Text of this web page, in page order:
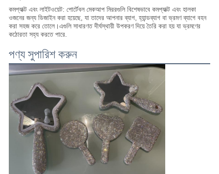
উদ্ধৃতির
জন্য
আবেদন
সাইট
গোপনীয়তা
কমপ্যাক্ট এবং লাইটওয়েট: পোর্টেবল মেকআপ মিররগুলি বিশেষভাবে কমপ্যাক্ট এবং হালকা
ওজনের জন্য ডিজাইন করা হয়েছে, যা তাদের আপনার ব্যাগ, হ্যান্ডব্যাগ বা ভ্রমণ ব্যাগে বহন
করা সহজ করে তোলে।এগুলি সাধারণত দীর্ঘস্থায়ী উপকরণ দিয়ে তৈরি করা হয় যা ভ্রমণের
কঠোরতা সহ্য করতে পারে.
পণ্য সুপারিশ করুন